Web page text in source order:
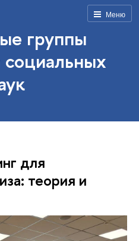
Меню
группы
социальных
для
теория и